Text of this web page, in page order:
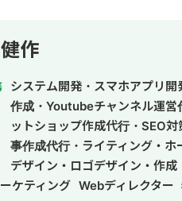
作
システム開発・スマホアプリ開
作成・Youtubeチャンネル運営
ットショップ作成代行・SEO
事作成代行・ライティング・ホ
デザイン・ロゴデザイン・作
ドメディア制作・構築・運用代
ケティング Webディレクター